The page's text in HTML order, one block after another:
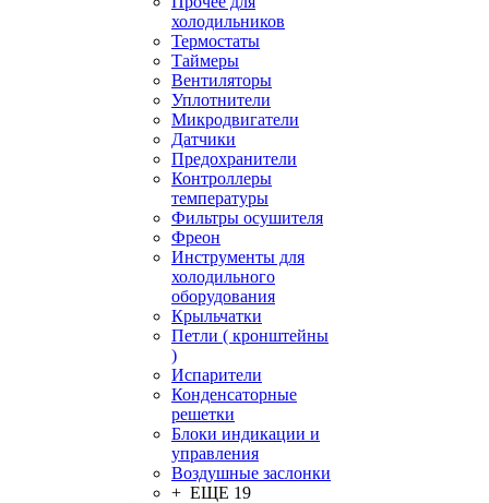
холодильников
Термостаты
Таймеры
Вентиляторы
Уплотнители
Микродвигатели
Датчики
Предохранители
Контроллеры
температуры
Фильтры осушителя
Фреон
Инструменты для
холодильного
оборудования
Крыльчатки
Петли ( кронштейны
)
Испарители
Конденсаторные
решетки
Блоки индикации и
управления
Воздушные заслонки
+ ЕЩЕ 19